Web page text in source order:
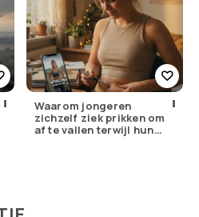
Waarom jongeren
zichzelf ziek prikken om
af te vallen terwijl hun